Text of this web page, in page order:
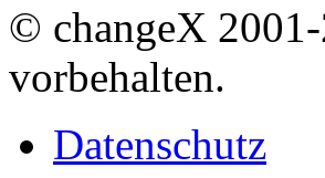
© changeX
vorbehalten.
Datenschutz